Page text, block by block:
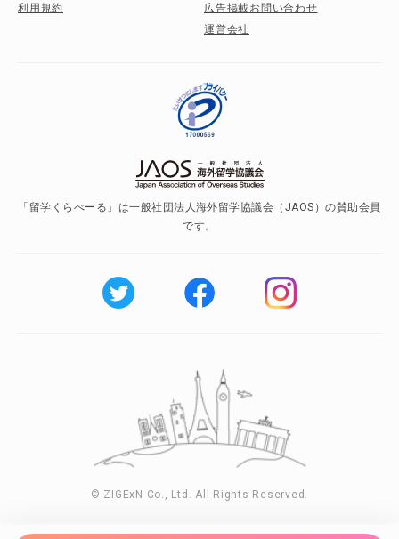
利用規約
広告掲載お問い合わせ
運営会社
「留学くらべーる」は一般社団法人海外留学協議会（JAOS）の賛助会員
です。
© ZIGExN Co., Ltd. All Rights Reserved.